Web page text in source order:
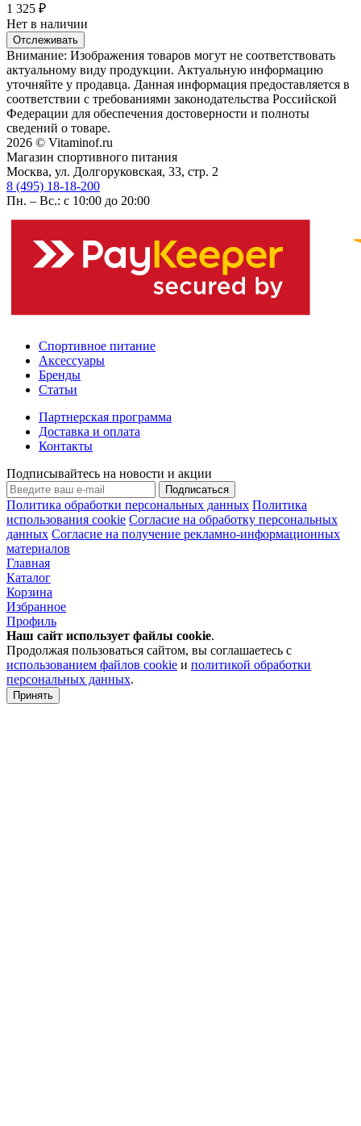
1 325 ₽
Нет в наличии
Отслеживать
Внимание: Изображения товаров могут не соответствовать
актуальному виду продукции. Актуальную информацию
уточняйте у продавца. Данная информация предоставляется в
соответствии с требованиями законодательства Российской
Федерации для обеспечения достоверности и полноты
сведений о товаре.
2026 © Vitaminof.ru
Магазин спортивного питания
Москва, ул. Долгоруковская, 33, стр. 2
8 (495) 18-18-200
Пн. – Вс.: с 10:00 до 20:00
Спортивное питание
Аксессуары
Бренды
Статьи
Партнерская программа
Доставка и оплата
Контакты
Подписывайтесь на новости и акции
Подписаться
Политика обработки персональных данных Политика
использования cookie Согласие на обработку персональных
данных Согласие на получение рекламно-информационных
материалов
Главная
Каталог
Корзина
Избранное
Профиль
Наш сайт использует файлы cookie.
Продолжая пользоваться сайтом, вы соглашаетесь с
использованием файлов cookie и политикой обработки
персональных данных.
Принять